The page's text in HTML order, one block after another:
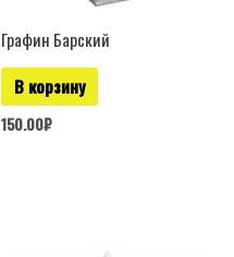
Графин Барский
В корзину
150.00₽